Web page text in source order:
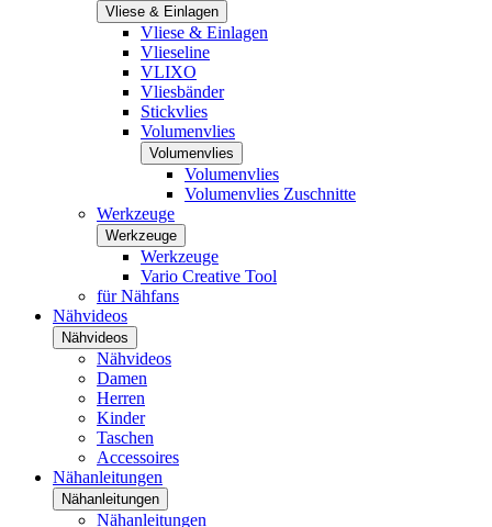
Vliese & Einlagen
Vliese & Einlagen
Vlieseline
VLIXO
Vliesbänder
Stickvlies
Volumenvlies
Volumenvlies
Volumenvlies
Volumenvlies Zuschnitte
Werkzeuge
Werkzeuge
Werkzeuge
Vario Creative Tool
für Nähfans
Nähvideos
Nähvideos
Nähvideos
Damen
Herren
Kinder
Taschen
Accessoires
Nähanleitungen
Nähanleitungen
Nähanleitungen